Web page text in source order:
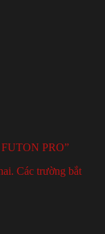
FUTON PRO”
Các trường bắt